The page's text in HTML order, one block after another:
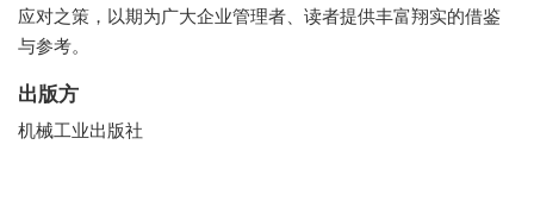
应对之策，以期为广大企业管理者、读者提供丰富翔实的借鉴
与参考。
出版方
机械工业出版社